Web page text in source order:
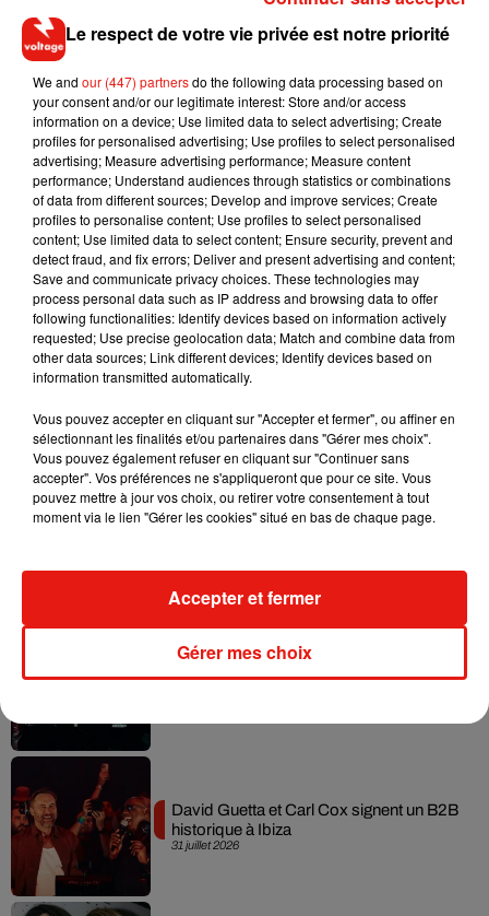
Musique
Il y a 10 ans, DJ Snake changeait de
Fred again.. et Latin Mafia dévoilent enfin
Swedish House Mafia et Lykke Li
dévoilent « Happiness Is So Sad »
31 juillet 2026
David Guetta et Carl Cox signent un B2B
historique à Ibiza
Le respect de votre vie privée est notre priorité
We and our (447) partnersdo the following data processing based on
your consent and/or our legitimate interest: Store and/or access
information on a device; Use limited data to select advertising; Create
profiles for personalised advertising; Use profiles to select personalised
advertising; Measure advertising performance; Measure content
performance; Understand audiences through statistics or combinations
of data from different sources; Develop and improve services; Create
profiles to personalise content; Use profiles to select personalised
content; Use limited data to select content; Ensure security, prevent and
detect fraud, and fix errors; Deliver and present advertising and content;
Save and communicate privacy choices. These technologies may
process personal data such as IP address and browsing data to offer
following functionalities: Identify devices based on information actively
requested; Use precise geolocation data; Match and combine data from
other data sources; Link different devices; Identify devices based on
information transmitted automatically.
Vous pouvez accepter en cliquant sur "Accepter et fermer", ou affiner en
sélectionnant les finalités et/ou partenaires dans "Gérer mes choix".
Vous pouvez également refuser en cliquant sur "Continuer sans
accepter". Vos préférences ne s'appliqueront que pour ce site. Vous
pouvez mettre à jour vos choix, ou retirer votre consentement à tout
moment via le lien "Gérer les cookies" situé en bas de chaque page.
Gérer mes choix
Accepter et fermer